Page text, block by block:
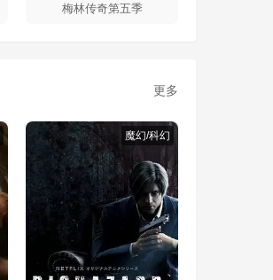
梅林传奇第五季
更多
魔幻/科幻